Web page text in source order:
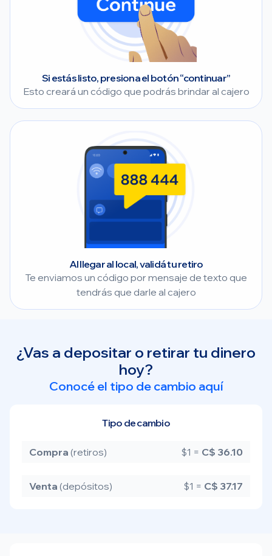
Si estás listo, presiona el botón “continuar”
Esto creará un código que podrás brindar al cajero
Al llegar al local, validá tu retiro
Te enviamos un código por mensaje de texto que
tendrás que darle al cajero
¿Vas a depositar o retirar tu dinero
hoy?
Conocé el tipo de cambio aquí
Tipo de cambio
Compra (retiros) $1 = C$ 36.10
Venta (depósitos) $1 = C$ 37.17